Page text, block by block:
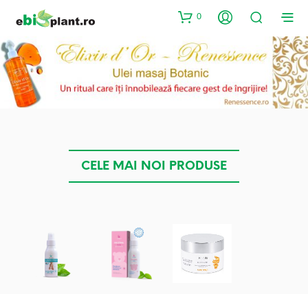
0
CELE MAI NOI PRODUSE